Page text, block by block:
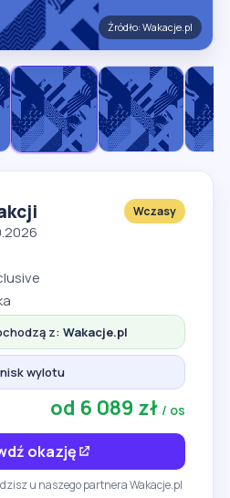
Źródło: Wakacje.pl
Wczasy
z:Wakacje.pl
wylotu
od 6 089 zł / os
okazję
u naszego partnera Wakacje.pl